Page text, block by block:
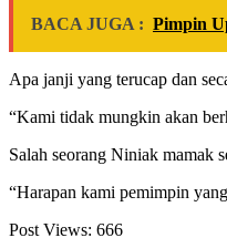
BACA JUGA : Pimpin
Apa janji yang terucap dan
“Kami tidak mungkin akan
Salah seorang Niniak mamak
“Harapan kami pemimpin
Post Views: 666